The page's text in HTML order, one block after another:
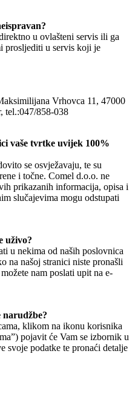
u ovlašteni servis ili ga
prosljediti u servis koji je
Vrhovca 11, 47000
tel.:047/858-038
vaše tvrtke uvijek 100%
se osvježavaju, te su
i točne. Comel d.o.o. ne
prikazanih informacija, opisa i
slučajevima mogu odstupati
uživo?
u nekima od naših poslovnica
na našoj stranici niste pronašli
nam poslati upit na e-
narudžbe?
klikom na ikonu korisnika
pojavit će Vam se izbornik u
svoje podatke te pronaći detalje